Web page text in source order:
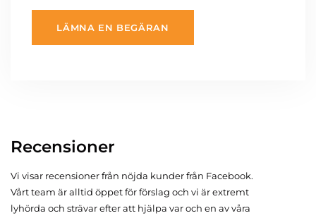
LÄMNA EN BEGÄRAN
Recensioner
Vi visar recensioner från nöjda kunder från Facebook.
Vårt team är alltid öppet för förslag och vi är extremt
lyhörda och strävar efter att hjälpa var och en av våra